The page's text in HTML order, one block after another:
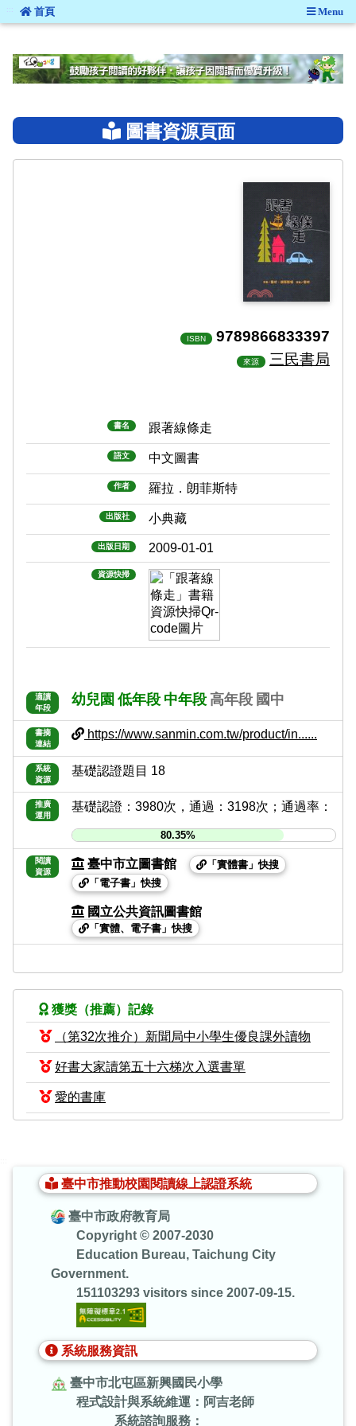
::: 首頁 Menu
圖書資源頁面
ISBN 9789866833397
來源 三民書局
書名 跟著線條走
語文 中文圖書
作者 羅拉．朗菲斯特
出版社 小典藏
出版日期 2009-01-01
資源快掃
適讀
年段
幼兒園 低年段 中年段 高年段 國中
書摘
連結
https://www.sanmin.com.tw/product/in......
系統
資源
基礎認證題目 18
推廣
運用
基礎認證：3980次，通過：3198次；通過率：
80.35%
閱讀
資源
臺中市立圖書館
「實體書」快搜
「電子書」快搜
國立公共資訊圖書館
「實體、電子書」快搜
獲獎（推薦）記錄
（第32次推介）新聞局中小學生優良課外讀物
好書大家讀第五十六梯次入選書單
愛的書庫
臺中市推動校園閱讀線上認證系統
臺中市政府教育局
Copyright © 2007-2030
Education Bureau, Taichung City
Government.
151103293 visitors since 2007-09-15.
系統服務資訊
臺中市北屯區新興國民小學
程式設計與系統維運：阿吉老師
系統諮詢服務：